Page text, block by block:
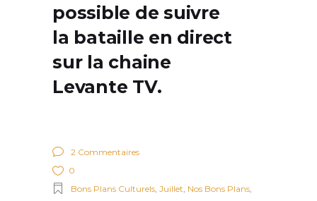
possible de suivre
la bataille en direct
sur la chaine
Levante TV.
2 Commentaires
0
Bons Plans Culturels, Juillet, Nos Bons Plans,